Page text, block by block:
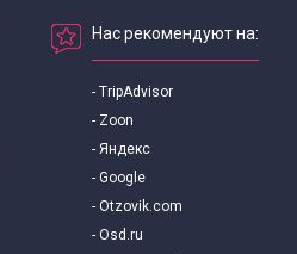
Нас рекомендуют на:
- TripAdvisor
- Zoon
- Яндекс
- Google
- Otzovik.com
- Osd.ru